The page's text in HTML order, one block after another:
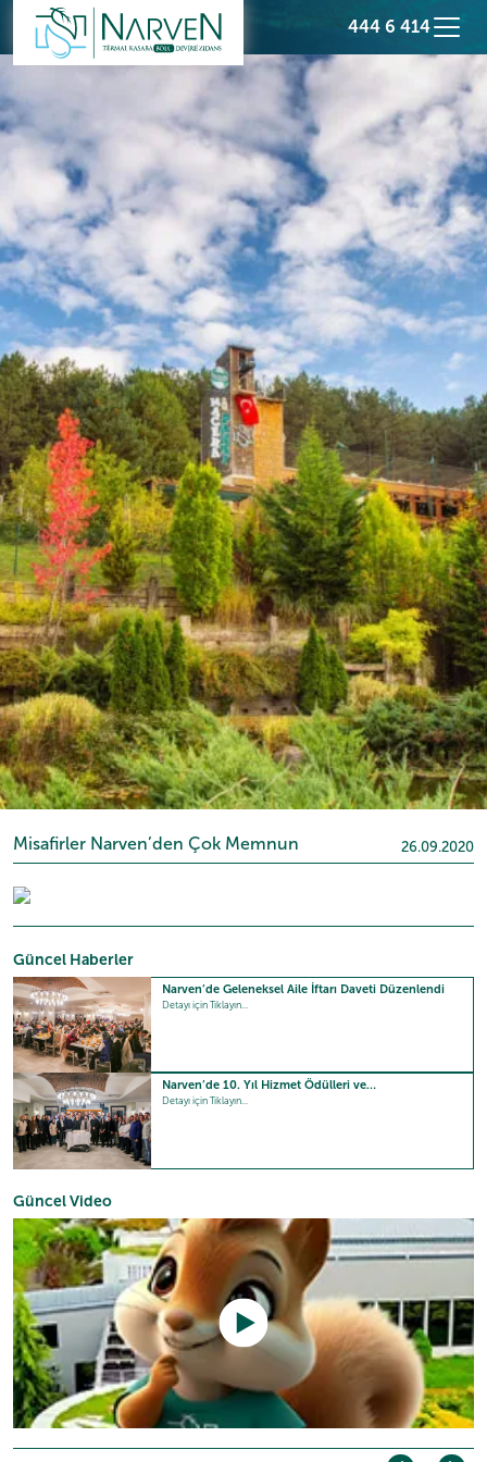
444 6 414
Güncel Haberler
Narven’de Geleneksel Aile İftarı Daveti Düzenlendi
Detayı için Tıklayın...
Narven’de 10. Yıl Hizmet Ödülleri ve…
Detayı için Tıklayın...
Güncel Video
Misafirler Narven’den Çok Memnun 26.09.2020